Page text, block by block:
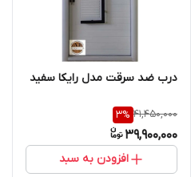
درب ضد سرقت مدل رایکا سفید
41,450,000
3%
39,900,000
افزودن به سبد